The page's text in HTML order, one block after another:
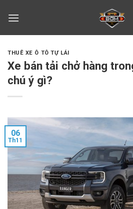
THUÊ XE Ô TÔ TỰ LÁI
Xe bán tải chở hàng
chú ý gì?
06
Th11